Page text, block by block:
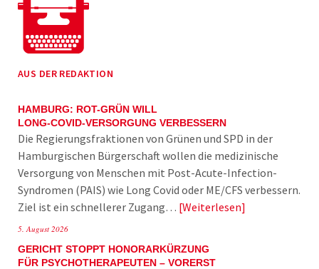
AUS DER REDAKTION
HAMBURG: ROT-GRÜN WILL
LONG-COVID-VERSORGUNG VERBESSERN
Die Regierungsfraktionen von Grünen und SPD in der
Hamburgischen Bürgerschaft wollen die medizinische
Versorgung von Menschen mit Post-Acute-Infection-
Syndromen (PAIS) wie Long Covid oder ME/CFS verbessern.
Ziel ist ein schnellerer Zugang… Weiterlesen
5. August 2026
GERICHT STOPPT HONORARKÜRZUNG
FÜR PSYCHOTHERAPEUTEN – VORERST